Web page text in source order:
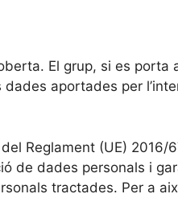
El grup, si es
aportades per
Reglament (UE) 2016/
de dades personals i
tractades. Per a